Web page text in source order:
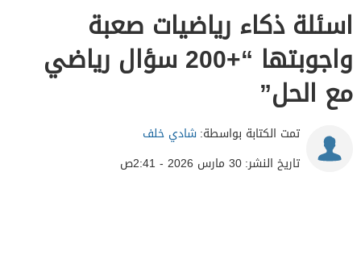
اسئلة ذكاء رياضيات صعبة
واجوبتها “+200 سؤال رياضي
مع الحل”
تمت الكتابة بواسطة:شادي خلف
تاريخ النشر:30 مارس 2026 - 2:41ص